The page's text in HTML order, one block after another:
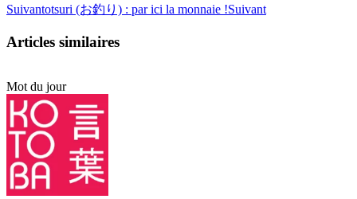
Suivantotsuri (お釣り) : par ici la monnaie !Suivant
Articles similaires
Mot du jour